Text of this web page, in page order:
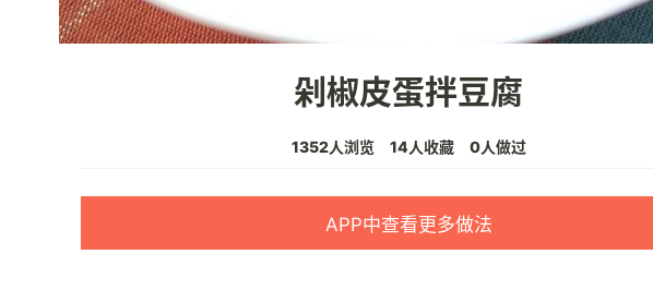
剁椒皮蛋拌豆腐
1352人浏览 14人收藏 0人做过
APP中查看更多做法